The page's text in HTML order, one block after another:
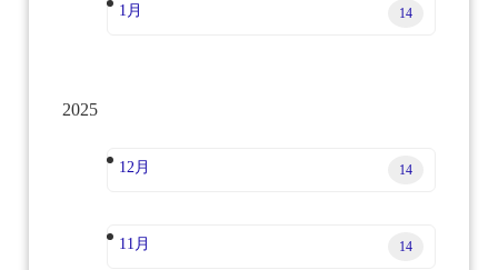
1月 14
2025
12月 14
11月 14